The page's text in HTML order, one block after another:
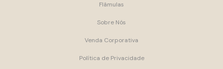
Flâmulas
Sobre Nós
Venda Corporativa
Política de Privacidade